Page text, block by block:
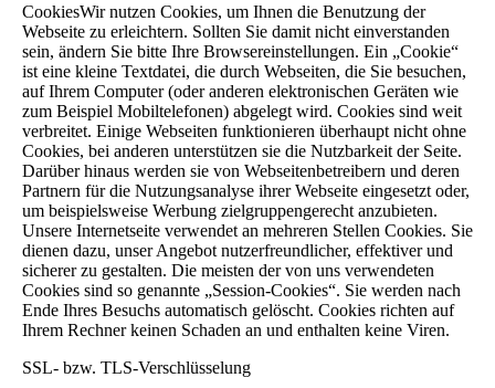
CookiesWir nutzen Cookies, um Ihnen die Benutzung der
Webseite zu erleichtern. Sollten Sie damit nicht einverstanden
sein, ändern Sie bitte Ihre Browsereinstellungen. Ein „Cookie“
ist eine kleine Textdatei, die durch Webseiten, die Sie besuchen,
auf Ihrem Computer (oder anderen elektronischen Geräten wie
zum Beispiel Mobiltelefonen) abgelegt wird. Cookies sind weit
verbreitet. Einige Webseiten funktionieren überhaupt nicht ohne
Cookies, bei anderen unterstützen sie die Nutzbarkeit der Seite.
Darüber hinaus werden sie von Webseitenbetreibern und deren
Partnern für die Nutzungsanalyse ihrer Webseite eingesetzt oder,
um beispielsweise Werbung zielgruppengerecht anzubieten.
Unsere Internetseite verwendet an mehreren Stellen Cookies. Sie
dienen dazu, unser Angebot nutzerfreundlicher, effektiver und
sicherer zu gestalten. Die meisten der von uns verwendeten
Cookies sind so genannte „Session-Cookies“. Sie werden nach
Ende Ihres Besuchs automatisch gelöscht. Cookies richten auf
Ihrem Rechner keinen Schaden an und enthalten keine Viren.
SSL- bzw. TLS-Verschlüsselung